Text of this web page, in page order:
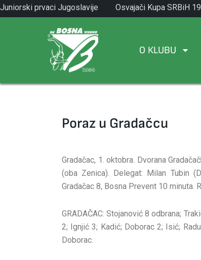
Skip
to
Juniorski prvaci Jugoslavije
1971.
Osvajači Kupa SRBiH
1982.
O KLUBU
Poraz u Gradačcu
Gradačac, 1. oktobra. Dvorana
(oba Zenica). Delegat: Milan Tubin
Gradačac 8, Bosna Prevent 10 minuta.
GRADAČAC: Stojanović 8 odbrana;
2; Ignjić 3; Kadić; Doborac 2; Isić;
Doborac.